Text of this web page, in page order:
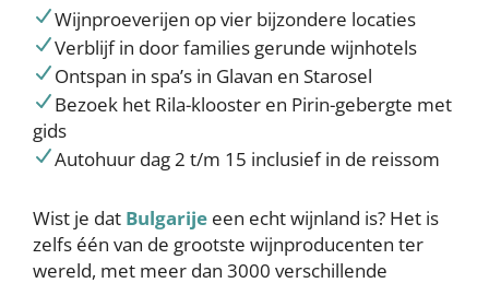
Wijnproeverijen op vier bijzondere locaties
Verblijf in door families gerunde wijnhotels
Ontspan in spa’s in Glavan en Starosel
Bezoek het Rila-klooster en Pirin-gebergte met
gids
Autohuur dag 2 t/m 15 inclusief in de reissom
Wist je dat Bulgarije een echt wijnland is? Het is
zelfs één van de grootste wijnproducenten ter
wereld, met meer dan 3000 verschillende